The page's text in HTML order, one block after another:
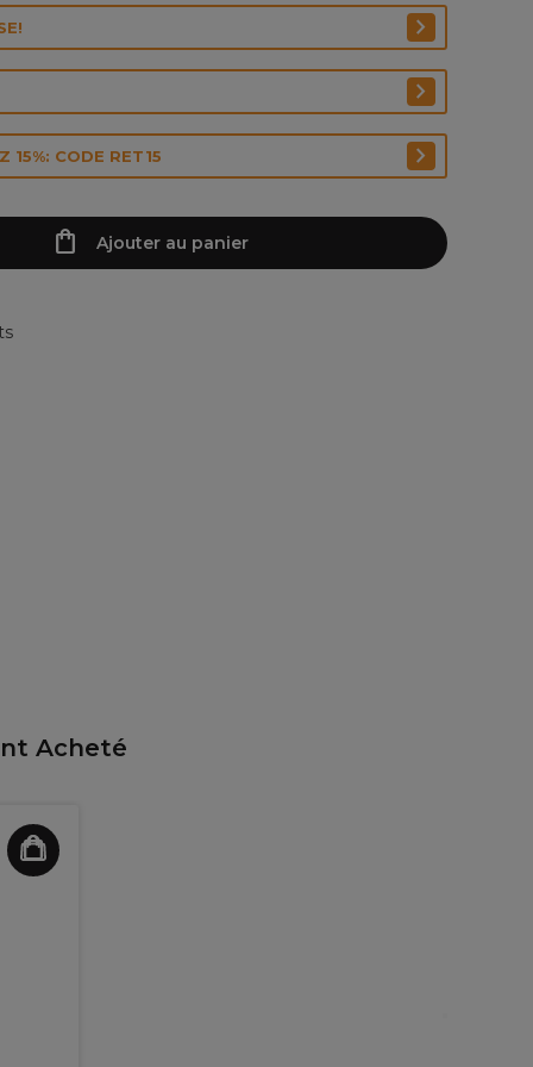
15%: CODE RET15
Ajouter au panier
Acheté